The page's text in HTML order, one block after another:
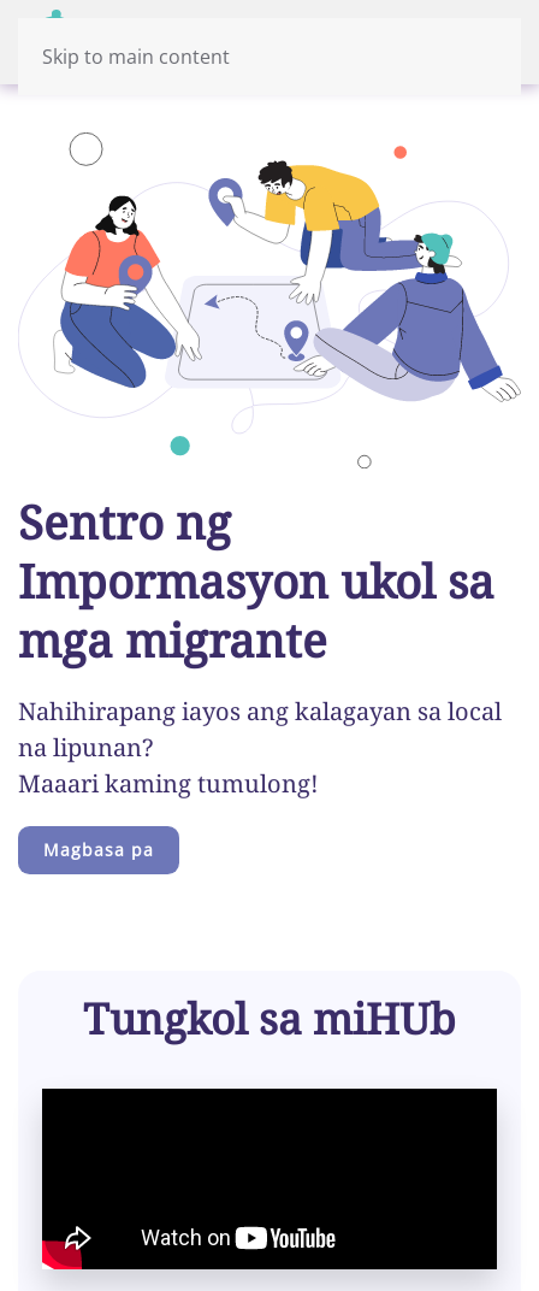
Skip to main content
Sentro ng
Impormasyon ukol sa
mga migrante
Nahihirapang iayos ang kalagayan sa local
na lipunan?
Maaari kaming tumulong!
Magbasa pa
Tungkol sa miHUb